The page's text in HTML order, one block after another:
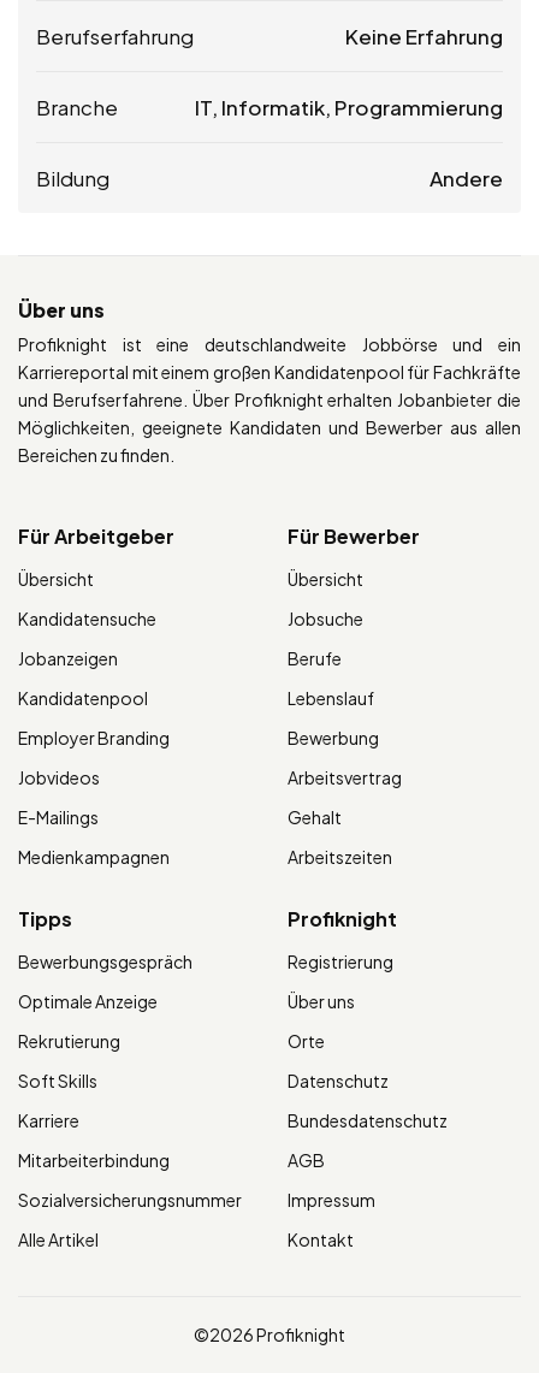
Berufserfahrung Keine Erfahrung
Branche IT, Informatik, Programmierung
Bildung Andere
Über uns
Profiknight ist eine deutschlandweite Jobbörse und ein
Karriereportal mit einem großen Kandidatenpool für Fachkräfte
und Berufserfahrene. Über Profiknight erhalten Jobanbieter die
Möglichkeiten, geeignete Kandidaten und Bewerber aus allen
Bereichen zu finden.
Für Arbeitgeber
Übersicht
Kandidatensuche
Jobanzeigen
Kandidatenpool
Employer Branding
Jobvideos
E-Mailings
Medienkampagnen
Für Bewerber
Übersicht
Jobsuche
Berufe
Lebenslauf
Bewerbung
Arbeitsvertrag
Gehalt
Arbeitszeiten
Tipps
Bewerbungsgespräch
Optimale Anzeige
Rekrutierung
Soft Skills
Karriere
Mitarbeiterbindung
Sozialversicherungsnummer
Alle Artikel
Profiknight
Registrierung
Über uns
Orte
Datenschutz
Bundesdatenschutz
AGB
Impressum
Kontakt
©2026 Profiknight